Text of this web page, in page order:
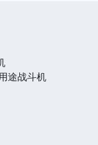
途战斗机